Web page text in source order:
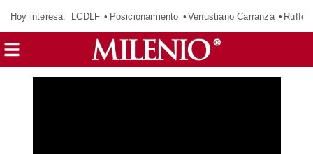
Hoy interesa: LCDLF Posicionamiento Venustiano Carranza Ruffo